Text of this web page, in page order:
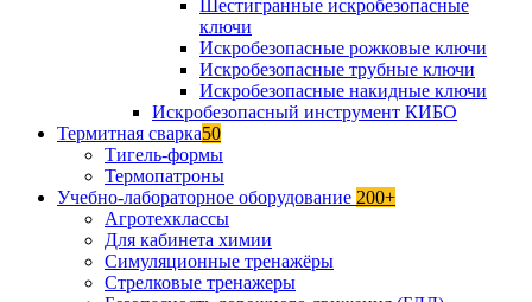
Шестигранные искробезопасные
ключи
Искробезопасные рожковые ключи
Искробезопасные трубные ключи
Искробезопасные накидные ключи
Искробезопасный инструмент КИБО
Термитная сварка50
Тигель-формы
Термопатроны
Учебно-лабораторное оборудование 200+
Агротехклассы
Для кабинета химии
Симуляционные тренажёры
Стрелковые тренажеры